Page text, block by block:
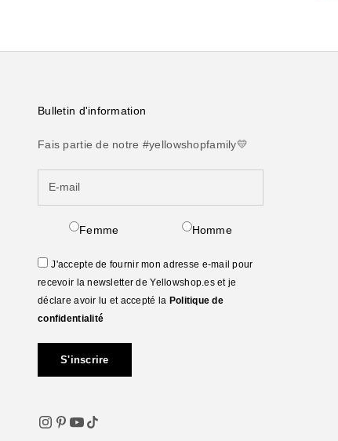
Bulletin d'information
Fais partie de notre #yellowshopfamily💛
Femme Homme
J'accepte de fournir mon adresse e-mail pour
recevoir la newsletter de Yellowshop.es et je
déclare avoir lu et accepté la Politique de
confidentialité
S'inscrire